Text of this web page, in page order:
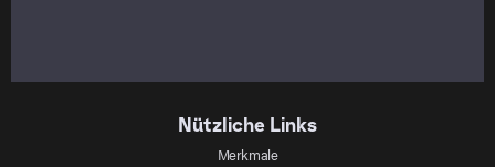
Nützliche Links
Merkmale